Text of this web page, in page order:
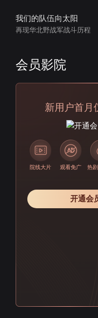
我们的队伍向太阳
再现华北野战军战斗历程
会员影院
新用户首月
院线大片 观看免广 热
开通会